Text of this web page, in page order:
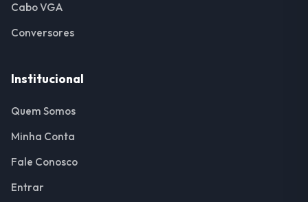
Cabo VGA
Conversores
Institucional
Quem Somos
Minha Conta
Fale Conosco
Entrar